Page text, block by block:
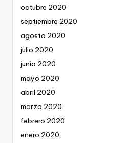
octubre 2020
septiembre 2020
agosto 2020
julio 2020
junio 2020
mayo 2020
abril 2020
marzo 2020
febrero 2020
enero 2020